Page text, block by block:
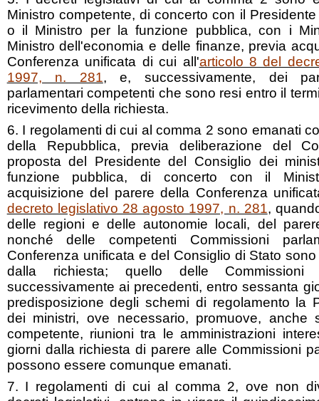
Ministro competente, di concerto con il
o il Ministro per la funzione pubblica, con i
Ministro dell'economia e delle finanze, previa
Conferenza unificata di cui all'articolo 8 del
1997, n. 281, e, successivamente, dei
parlamentari competenti che sono resi entro il
ricevimento della richiesta.
6. I regolamenti di cui al comma 2 sono emanati
della Repubblica, previa deliberazione del
proposta del Presidente del Consiglio dei
funzione pubblica, di concerto con il
acquisizione del parere della Conferenza
decreto legislativo 28 agosto 1997, n. 281,
delle regioni e delle autonomie locali, del
nonché delle competenti Commissioni
Conferenza unificata e del Consiglio di Stato
dalla richiesta; quello delle Commissioni
successivamente ai precedenti, entro sessanta
predisposizione degli schemi di regolamento la
dei ministri, ove necessario, promuove, anche
competente, riunioni tra le amministrazioni
giorni dalla richiesta di parere alle Commissioni
possono essere comunque emanati.
7. I regolamenti di cui al comma 2, ove non